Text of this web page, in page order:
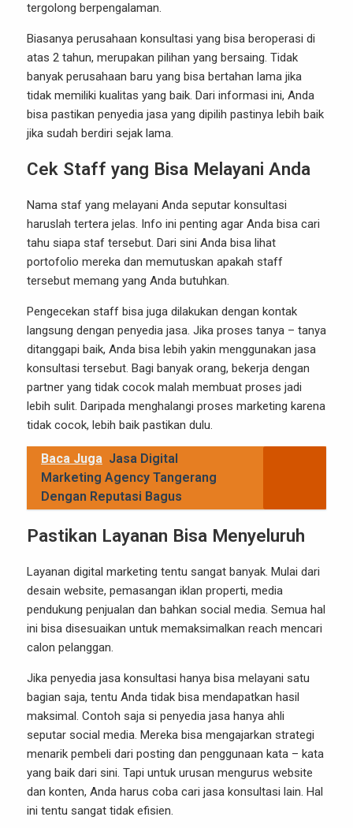
tergolong berpengalaman.
Biasanya perusahaan konsultasi yang bisa beroperasi di
atas 2 tahun, merupakan pilihan yang bersaing. Tidak
banyak perusahaan baru yang bisa bertahan lama jika
tidak memiliki kualitas yang baik. Dari informasi ini, Anda
bisa pastikan penyedia jasa yang dipilih pastinya lebih baik
jika sudah berdiri sejak lama.
Cek Staff yang Bisa Melayani Anda
Nama staf yang melayani Anda seputar konsultasi
haruslah tertera jelas. Info ini penting agar Anda bisa cari
tahu siapa staf tersebut. Dari sini Anda bisa lihat
portofolio mereka dan memutuskan apakah staff
tersebut memang yang Anda butuhkan.
Pengecekan staff bisa juga dilakukan dengan kontak
langsung dengan penyedia jasa. Jika proses tanya – tanya
ditanggapi baik, Anda bisa lebih yakin menggunakan jasa
konsultasi tersebut. Bagi banyak orang, bekerja dengan
partner yang tidak cocok malah membuat proses jadi
lebih sulit. Daripada menghalangi proses marketing karena
tidak cocok, lebih baik pastikan dulu.
Baca Juga Jasa Digital
Marketing Agency Tangerang
Dengan Reputasi Bagus
Pastikan Layanan Bisa Menyeluruh
Layanan digital marketing tentu sangat banyak. Mulai dari
desain website, pemasangan iklan properti, media
pendukung penjualan dan bahkan social media. Semua hal
ini bisa disesuaikan untuk memaksimalkan reach mencari
calon pelanggan.
Jika penyedia jasa konsultasi hanya bisa melayani satu
bagian saja, tentu Anda tidak bisa mendapatkan hasil
maksimal. Contoh saja si penyedia jasa hanya ahli
seputar social media. Mereka bisa mengajarkan strategi
menarik pembeli dari posting dan penggunaan kata – kata
yang baik dari sini. Tapi untuk urusan mengurus website
dan konten, Anda harus coba cari jasa konsultasi lain. Hal
ini tentu sangat tidak efisien.